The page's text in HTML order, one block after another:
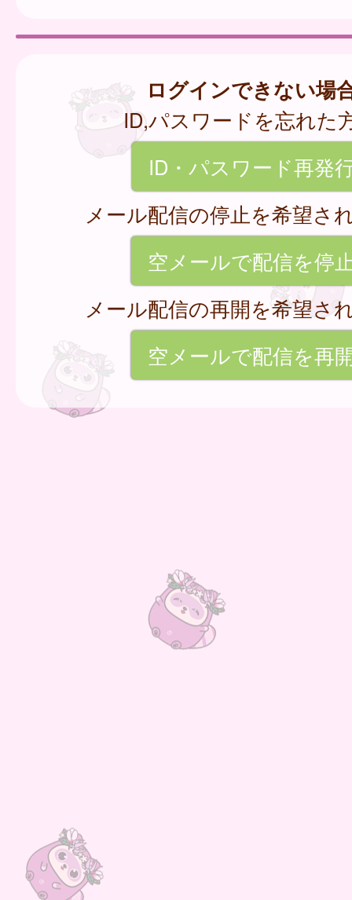
ログインできない場
ID,パスワードを忘れた
ID・パスワード再発
メール配信の停止を希望さ
空メールで配信を停
メール配信の再開を希望さ
空メールで配信を再